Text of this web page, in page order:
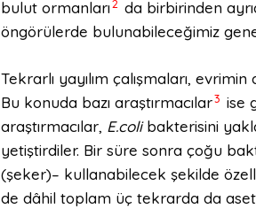
bulut ormanları2 da birbirinden
öngörülerde bulunabileceğimiz
Tekrarlı yayılım çalışmaları,
Bu konuda bazı araştırmacılar3 ise
araştırmacılar, E.colibakterisini
yetiştirdiler. Bir süre sonra çoğu
(şeker)– kullanabilecek şekilde
de dâhil toplam üç tekrarda da